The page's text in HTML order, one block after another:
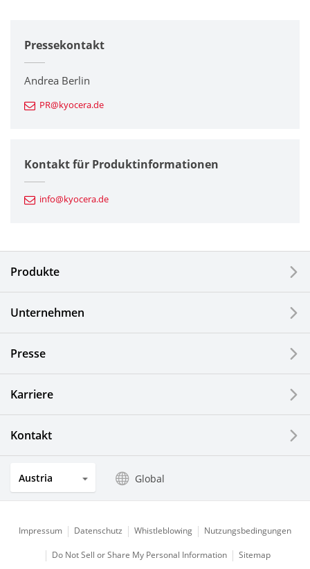
Unternehmen
Drucker / Multifunktionsgeräte
Feinkeramik-Komponenten
Automotive Komponenten
Elektronische Komponenten & Geräte
Optische Komponenten
Photovoltaiksysteme
Küchenprodukte
Pressekontakt
Andrea Berlin
PR@kyocera.de
Kontakt für Produktinformationen
info@kyocera.de
Produkte
Unternehmen
Presse
Karriere
Kontakt
Austria Global
Impressum Datenschutz Whistleblowing Nutzungsbedingungen
Do Not Sell or Share My Personal Information Sitemap